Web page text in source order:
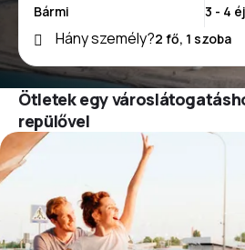
Hány személy?
Ötletek egy
repülővel